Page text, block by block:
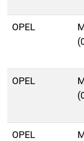
OPEL
OPEL
OPEL